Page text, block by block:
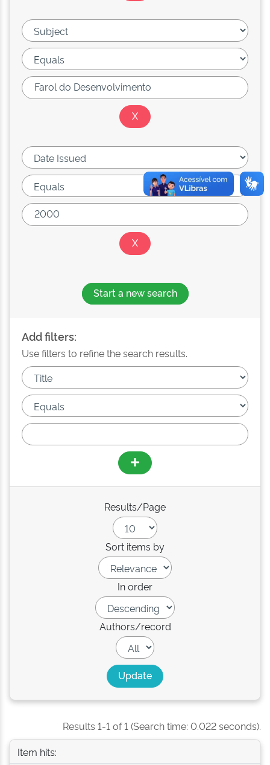
Start a new search
Add filters:
Use filters to refine the search results.
Results/Page
Sort items by
In order
Authors/record
Results 1-1 of 1 (Search time: 0.022 seconds).
Item hits: